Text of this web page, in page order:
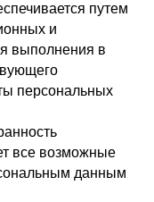
путем
и
выполнения в
персональных
все возможные
данным